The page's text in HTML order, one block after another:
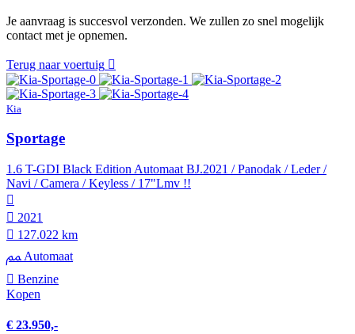
Je aanvraag is succesvol verzonden. We zullen zo snel mogelijk
contact met je opnemen.
Terug naar voertuig
Kia
Sportage
1.6 T-GDI Black Edition Automaat BJ.2021 / Panodak / Leder /
Navi / Camera / Keyless / 17"Lmv !!
2021
127.022 km
Automaat
Benzine
Kopen
€ 23.950,-